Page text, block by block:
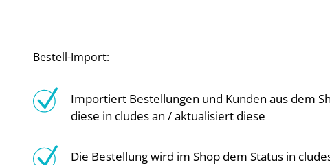
Bestell-Import:
Importiert Bestellungen und Kunden aus dem
diese in cludes an / aktualisiert diese
Die Bestellung wird im Shop dem Status in